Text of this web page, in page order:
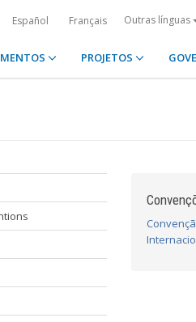
Español Français Outras línguas
PROJETOS